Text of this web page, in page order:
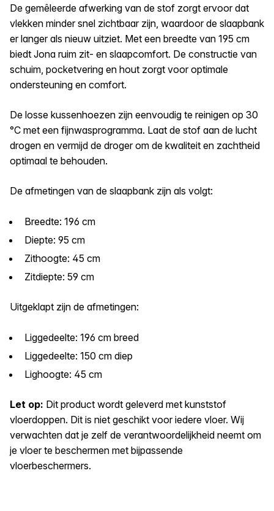
De gemêleerde afwerking van de stof zorgt ervoor dat
vlekken minder snel zichtbaar zijn, waardoor de slaapbank
er langer als nieuw uitziet. Met een breedte van 195 cm
biedt Jona ruim zit- en slaapcomfort. De constructie van
schuim, pocketvering en hout zorgt voor optimale
ondersteuning en comfort.
De losse kussenhoezen zijn eenvoudig te reinigen op 30
°C met een fijnwasprogramma. Laat de stof aan de lucht
drogen en vermijd de droger om de kwaliteit en zachtheid
optimaal te behouden.
De afmetingen van de slaapbank zijn als volgt:
Breedte: 196 cm
Diepte: 95 cm
Zithoogte: 45 cm
Zitdiepte: 59 cm
Uitgeklapt zijn de afmetingen:
Liggedeelte: 196 cm breed
Liggedeelte: 150 cm diep
Lighoogte: 45 cm
Let op: Dit product wordt geleverd met kunststof
vloerdoppen. Dit is niet geschikt voor iedere vloer. Wij
verwachten dat je zelf de verantwoordelijkheid neemt om
je vloer te beschermen met bijpassende
vloerbeschermers.